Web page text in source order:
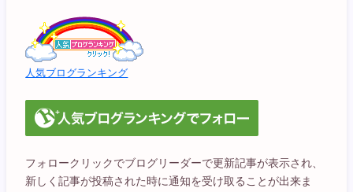
人気ブログランキング
フォロークリックでブログリーダーで更新記事が表示され、
新しく記事が投稿された時に通知を受け取ることが出来ま